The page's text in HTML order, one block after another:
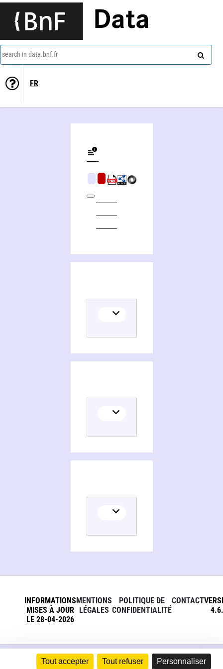
Tout accepter Tout refuser Personnaliser
Data
search in data.bnf.fr
FR
INFORMATIONS
MISES À JOUR
LE 28-04-2026
MENTIONS
LÉGALES
POLITIQUE DE
CONFIDENTIALITÉ
CONTACT